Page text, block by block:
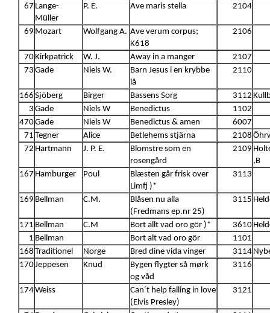
67 Lange-
Müller
P. E. Ave maris stella 2104
69 Mozart Wolfgang A. Ave verum corpus;
K618
2106
70Kirkpatrick W. J. Away in a manger
2107
73 Gade Niels W.
Barn Jesus i en krybbe
lå
2110
166 Sjöberg Birger Bassens Sorg 3112
3 Gade Niels W Benedictus
1102
470Gade Niels W Benedictus & amen
6007
71 Tegner Alice Betlehems stjärna 2108
72 Hartmann J. P. E.
Blomstre som en
rosengård
2109
,B
167 Hamburger Poul
Blæsten går frisk over
Limfj )*
3113
169 Bellman C.M.
Blåsen nu alla
(Fredmans ep.nr 25)
3115
171 Bellman C.M Bort allt vad oro gör )* 3610
1 Bellman Bort alt vad oro gör
1101
168 Traditionel Norge Bred dine vida vinger 3114
170Jeppesen Knud
Bygen flygter så mørk
og våd
3116
174Weiss
Can´t help falling in love
(Elvis Presley)
3121